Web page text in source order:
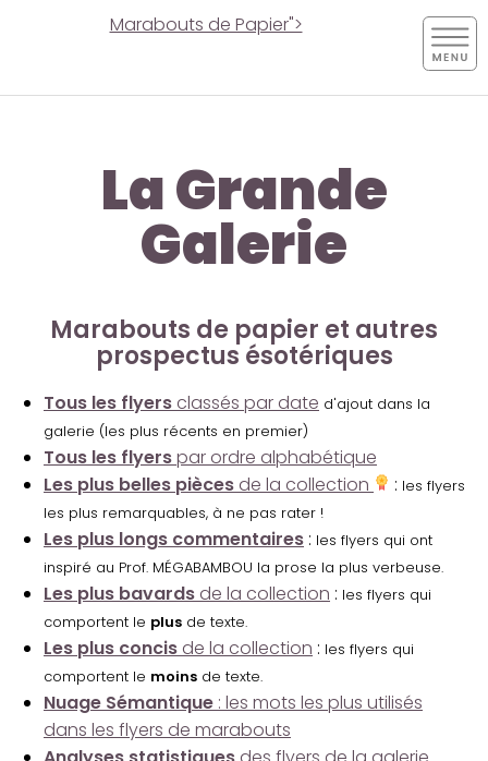
Marabouts de Papier">
La Grande
Galerie
Marabouts de papier et autres
prospectus ésotériques
Tous les flyers classés par date d'ajout dans la
galerie (les plus récents en premier)
Tous les flyerspar ordre alphabétique
Les plus belles pièces de la collection : les flyers
les plus remarquables, à ne pas rater !
Les plus longs commentaires : les flyers qui ont
inspiré au Prof. MÉGABAMBOU la prose la plus verbeuse.
Les plus bavards de la collection : les flyers qui
comportent le plus de texte.
Les plus concis de la collection : les flyers qui
comportent le moins de texte.
Nuage Sémantique : les mots les plus utilisés
dans les flyers de marabouts